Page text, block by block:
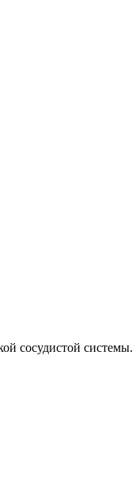
сосудистой системы.